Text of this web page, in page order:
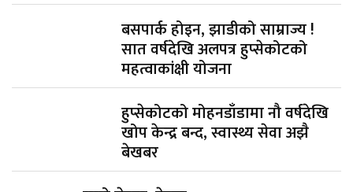
बसपार्क होइन, झाडीको साम्राज्य !
सात वर्षदेखि अलपत्र हुप्सेकोटको
महत्वाकांक्षी योजना
हुप्सेकोटको मोहनडाँडामा नौ वर्षदेखि
खोप केन्द्र बन्द, स्वास्थ्य सेवा अझै
बेखबर